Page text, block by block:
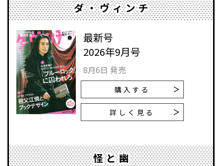
ダ・ヴィンチ
最新号
2026年9月号
8月6日 発売
購入する
詳しく見る
怪と幽